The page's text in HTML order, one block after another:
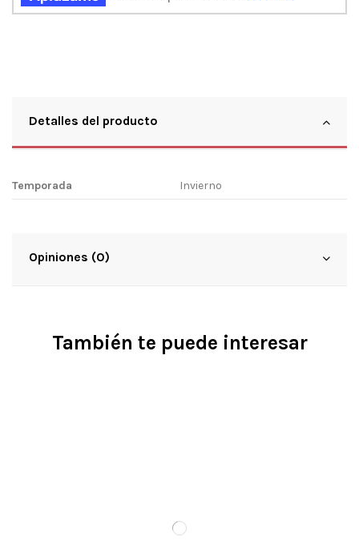
Detalles del producto
Temporada Invierno
Opiniones (0)
También te puede interesar